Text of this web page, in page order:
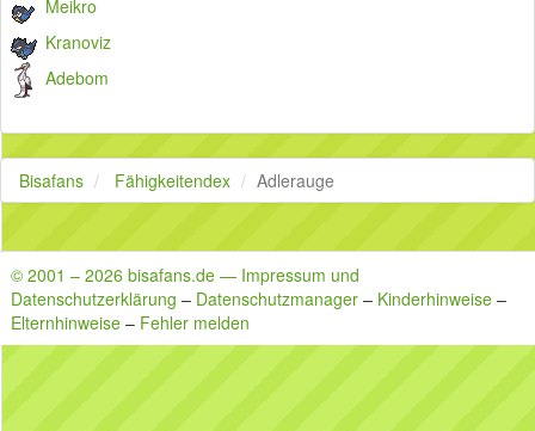
Meikro
Kranoviz
Adebom
Bisafans Fähigkeitendex Adlerauge
© 2001 – 2026 bisafans.de — Impressum und
Datenschutzerklärung – Datenschutzmanager – Kinderhinweise –
Elternhinweise – Fehler melden